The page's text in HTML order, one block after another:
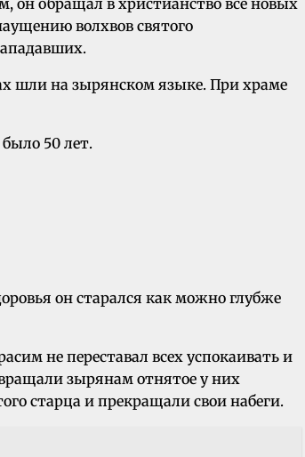
волхвов святого
шли на зырянском языке. При храме
50 лет.
он старался как можно глубже
не переставал всех успокаивать и
зырянам отнятое у них
старца и прекращали свои набеги.